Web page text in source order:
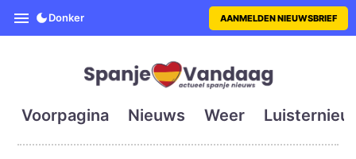
SpanjeVandaag is de eerste
Donker AANMELDEN NIEUWSBRIEF
Voorpagina Nieuws Weer